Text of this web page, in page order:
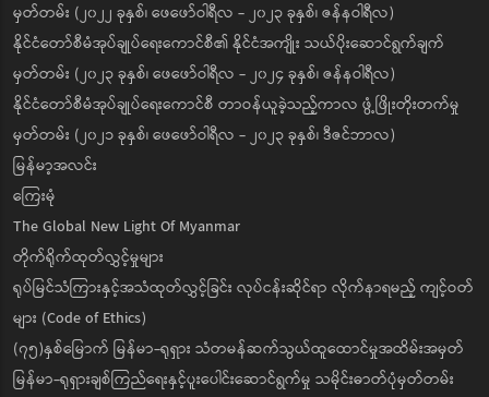
မှတ်တမ်း (၂၀၂၂ ခုနှစ်၊ ဖေဖော်ဝါရီလ - ၂၀၂၃ ခုနှစ်၊ ဇန်နဝါရီလ)
နိုင်ငံတော်စီမံအုပ်ချုပ်ရေးကောင်စီ၏ နိုင်ငံအကျိုး သယ်ပိုးဆောင်ရွက်ချက်
မှတ်တမ်း (၂၀၂၃ ခုနှစ်၊ ဖေဖော်ဝါရီလ - ၂၀၂၄ ခုနှစ်၊ ဇန်နဝါရီလ)
နိုင်ငံတော်စီမံအုပ်ချုပ်ရေးကောင်စီ တာဝန်ယူခဲ့သည့်ကာလ ဖွံ့ဖြိုးတိုးတက်မှု
မှတ်တမ်း (၂၀၂၁ ခုနှစ်၊ ဖေဖော်ဝါရီလ - ၂၀၂၃ ခုနှစ်၊ ဒီဇင်ဘာလ)
မြန်မာ့အလင်း
ကြေးမုံ
The Global New Light Of Myanmar
တိုက်ရိုက်ထုတ်လွှင့်မှုများ
ရုပ်မြင်သံကြားနှင့်အသံထုတ်လွှင့်ခြင်း လုပ်ငန်းဆိုင်ရာ လိုက်နာရမည့် ကျင့်ဝတ်
များ (Code of Ethics)
(၇၅)နှစ်မြောက် မြန်မာ-ရုရှား သံတမန်ဆက်သွယ်ထူထောင်မှုအထိမ်းအမှတ်
မြန်မာ-ရုရှားချစ်ကြည်ရေးနှင့်ပူးပေါင်းဆောင်ရွက်မှု သမိုင်းဓာတ်ပုံမှတ်တမ်း